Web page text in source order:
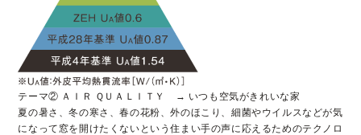
テーマ② ＡＩＲ ＱＵＡＬＩＴＹ → いつも空気がきれいな家
夏の暑さ、冬の寒さ、春の花粉、外のほこり、細菌やウイルスなどが気
になって窓を開けたくないという住まい手の声に応えるためのテクノロ